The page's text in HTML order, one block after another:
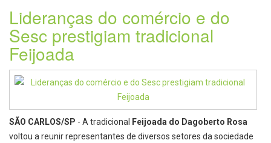
Lideranças do comércio e do
Sesc prestigiam tradicional
Feijoada
SÃO CARLOS/SP - A tradicional
Feijoada do Dagoberto Rosa
voltou a reunir representantes de diversos setores da sociedade